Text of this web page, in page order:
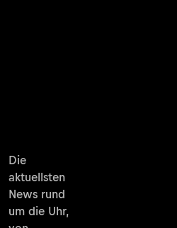
Die
aktuellsten
News rund
um die Uhr,